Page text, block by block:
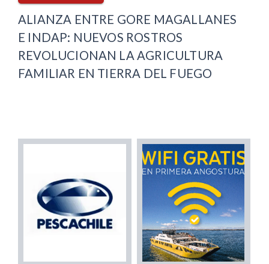
ALIANZA ENTRE GORE MAGALLANES
E INDAP: NUEVOS ROSTROS
REVOLUCIONAN LA AGRICULTURA
FAMILIAR EN TIERRA DEL FUEGO